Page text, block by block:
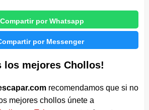
Compartir por Whatsapp
por Messenger
los mejores Chollos!
recomendamos que si no
mejores chollos únete a